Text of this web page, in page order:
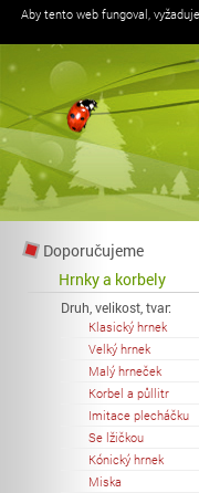
Aby tento web fungoval,
Doporučujeme
Hrnky a korbely
Druh, velikost, tvar:
Klasický hrnek
Velký hrnek
Malý hrneček
Korbel a půllitr
Imitace plecháčku
Se lžičkou
Kónický hrnek
Miska